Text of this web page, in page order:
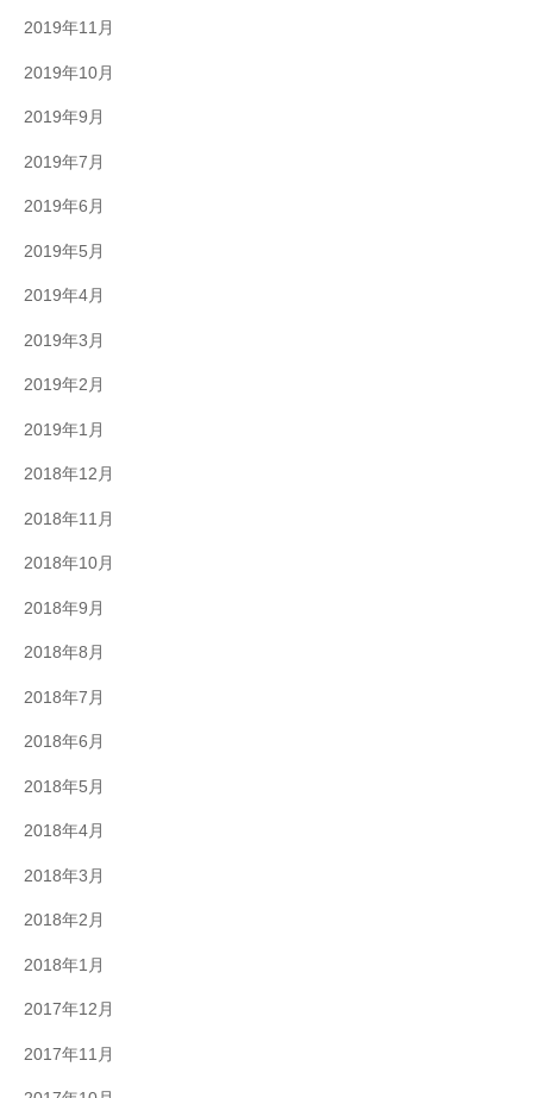
2019年11月
2019年10月
2019年9月
2019年7月
2019年6月
2019年5月
2019年4月
2019年3月
2019年2月
2019年1月
2018年12月
2018年11月
2018年10月
2018年9月
2018年8月
2018年7月
2018年6月
2018年5月
2018年4月
2018年3月
2018年2月
2018年1月
2017年12月
2017年11月